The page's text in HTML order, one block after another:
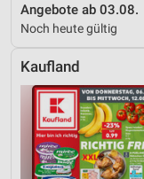
Angebote ab 03.08.
Noch heute gültig
Kaufland